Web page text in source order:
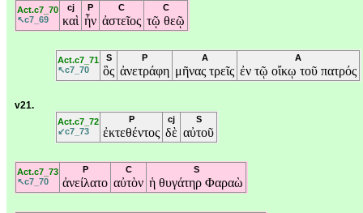
Act.c7_70
↖c7_69
cj
καὶ
P
ἦν
C
ἀστεῖος
C
τῷ θεῷ
Act.c7_71
↖c7_70
S
ὃς
P
ἀνετράφη
A
μῆνας τρεῖς
A
ἐν τῷ οἴκῳ τοῦ πατρός
v21.
Act.c7_72
↙c7_73
P
ἐκτεθέντος
cj
δὲ
S
αὐτοῦ
Act.c7_73
↖c7_70
P
ἀνείλατο
C
αὐτὸν
S
ἡ θυγάτηρ Φαραὼ